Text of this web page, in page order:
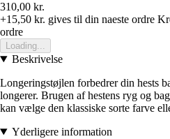
310,00 kr.
+15,50 kr. gives til din naeste ordre
ordre
Loading...
Beskrivelse
Longeringstøjlen forbedrer din hests
longerer. Brugen af hestens ryg og
kan vælge den klassiske sorte farve
Yderligere information